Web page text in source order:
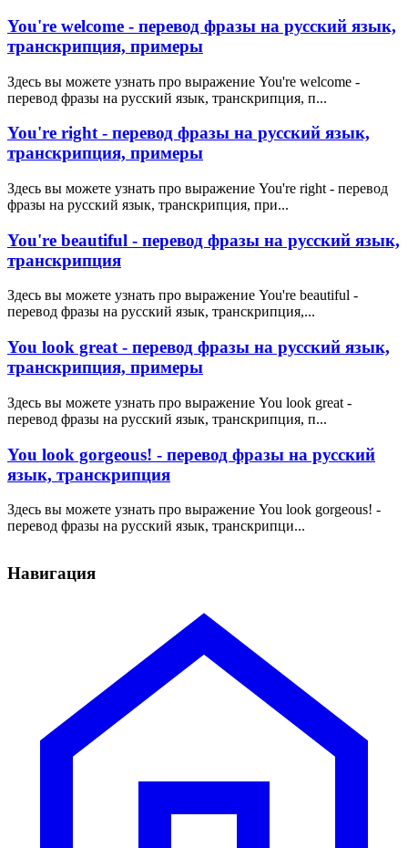
You're welcome - перевод фразы на русский язык,
транскрипция, примеры
Здесь вы можете узнать про выражение You're welcome -
перевод фразы на русский язык, транскрипция, п...
You're right - перевод фразы на русский язык,
транскрипция, примеры
Здесь вы можете узнать про выражение You're right - перевод
фразы на русский язык, транскрипция, при...
You're beautiful - перевод фразы на русский язык,
транскрипция
Здесь вы можете узнать про выражение You're beautiful -
перевод фразы на русский язык, транскрипция,...
You look great - перевод фразы на русский язык,
транскрипция, примеры
Здесь вы можете узнать про выражение You look great -
перевод фразы на русский язык, транскрипция, п...
You look gorgeous! - перевод фразы на русский
язык, транскрипция
Здесь вы можете узнать про выражение You look gorgeous! -
перевод фразы на русский язык, транскрипци...
Навигация